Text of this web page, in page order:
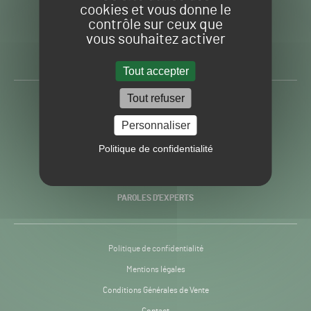
cookies et vous donne le
contrôle sur ceux que
vous souhaitez activer
Tout accepter
Tout refuser
Personnaliser
Politique de confidentialité
Gazon
Sport
H24
-
Toute l’info autour du
PRATIQUES
PAROLES D’EXPERTS
Politique de confidentialité
Mentions légales
Conditions Générales de Vente